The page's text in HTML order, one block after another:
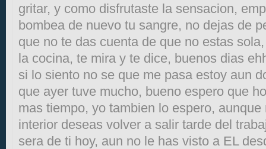
gritar, y como disfrutaste la sensacion,
bombea de nuevo tu sangre, no dejas de
que no te das cuenta de que no estas
la cocina, te mira y te dice, buenos dias
si lo siento no se que me pasa estoy aun
que ayer tuve mucho, bueno espero que
mas tiempo, yo tambien lo espero,
interior deseas volver a salir tarde del
sera de ti hoy, aun no le has visto a EL